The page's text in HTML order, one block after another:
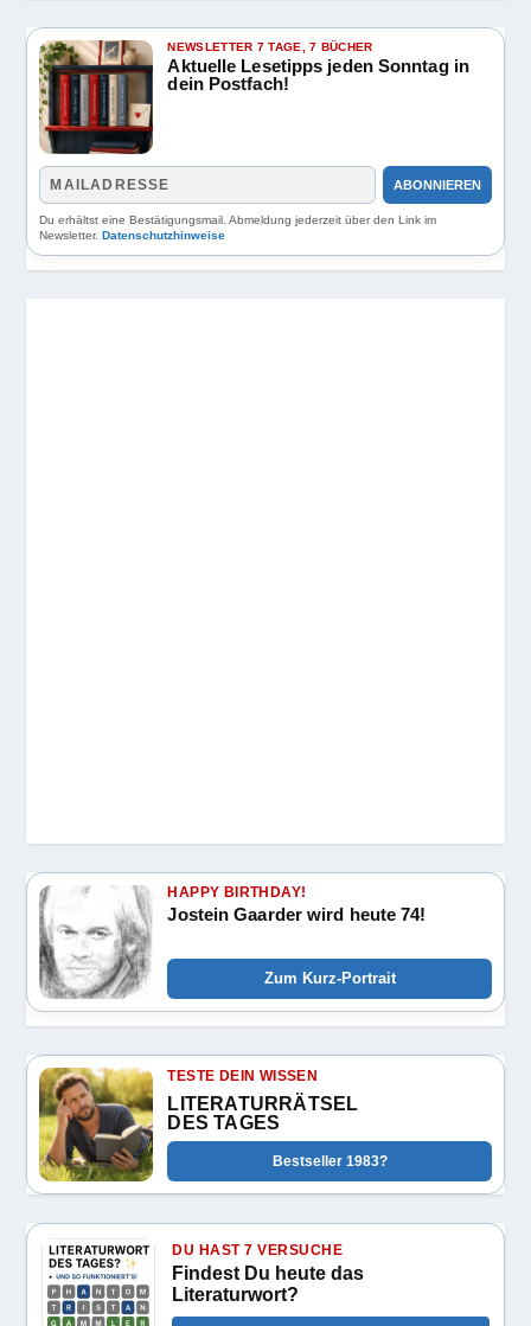
NEWSLETTER 7 TAGE, 7 BÜCHER
Aktuelle Lesetipps jeden Sonntag in
dein Postfach!
ABONNIEREN
Du erhältst eine Bestätigungsmail. Abmeldung jederzeit über den Link im
Newsletter.Datenschutzhinweise
HAPPY BIRTHDAY!
Jostein Gaarder wird heute 74!
Zum Kurz-Portrait
TESTE DEIN WISSEN
LITERATURRÄTSEL
DES TAGES
Bestseller 1983?
DU HAST 7 VERSUCHE
Findest Du heute das
Literaturwort?